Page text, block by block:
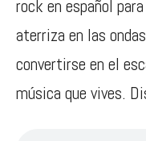
rock en español
aterriza en las
convertirse en el
música que vives.